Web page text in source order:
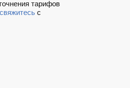
тарифов
свяжитесьс